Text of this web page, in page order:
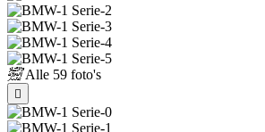
Alle 59 foto's